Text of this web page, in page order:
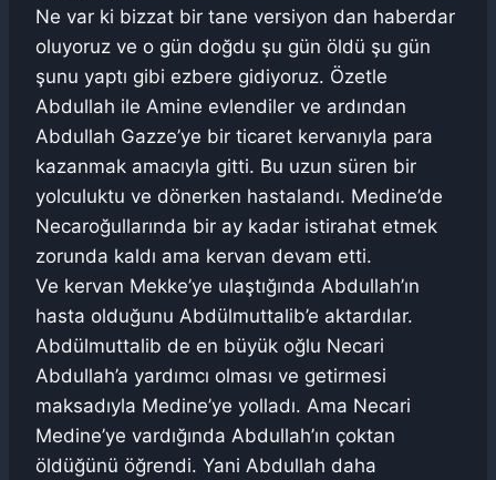
Ne var ki bizzat bir tane versiyon dan haberdar
oluyoruz ve o gün doğdu şu gün öldü şu gün
şunu yaptı gibi ezbere gidiyoruz. Özetle
Abdullah ile Amine evlendiler ve ardından
Abdullah Gazze’ye bir ticaret kervanıyla para
kazanmak amacıyla gitti. Bu uzun süren bir
yolculuktu ve dönerken hastalandı. Medine’de
Necaroğullarında bir ay kadar istirahat etmek
zorunda kaldı ama kervan devam etti.
Ve kervan Mekke’ye ulaştığında Abdullah’ın
hasta olduğunu Abdülmuttalib’e aktardılar.
Abdülmuttalib de en büyük oğlu Necari
Abdullah’a yardımcı olması ve getirmesi
maksadıyla Medine’ye yolladı. Ama Necari
Medine’ye vardığında Abdullah’ın çoktan
öldüğünü öğrendi. Yani Abdullah daha